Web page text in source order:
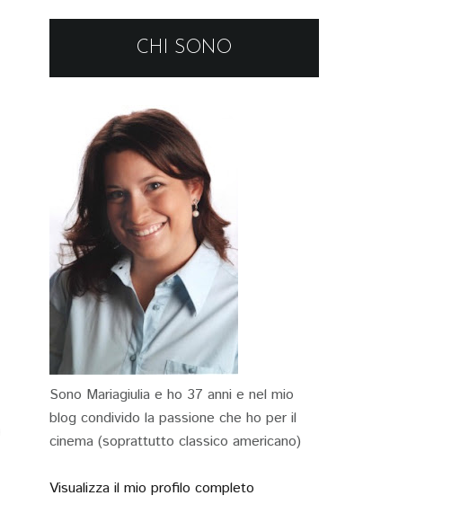
CHI SONO
Sono Mariagiulia e ho 37 anni e nel mio
blog condivido la passione che ho per il
cinema (soprattutto classico americano)
Visualizza il mio profilo completo